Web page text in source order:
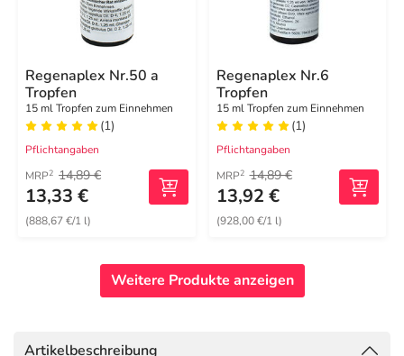
Regenaplex Nr.50 a
Tropfen
15 ml Tropfen zum Einnehmen
(1)
Pflichtangaben
MRP2 14,89 €
13,33 €
(888,67 €/1 l)
Regenaplex Nr.6
Tropfen
15 ml Tropfen zum Einnehmen
(1)
Pflichtangaben
MRP2 14,89 €
13,92 €
(928,00 €/1 l)
Weitere Produkte anzeigen
Artikelbeschreibung